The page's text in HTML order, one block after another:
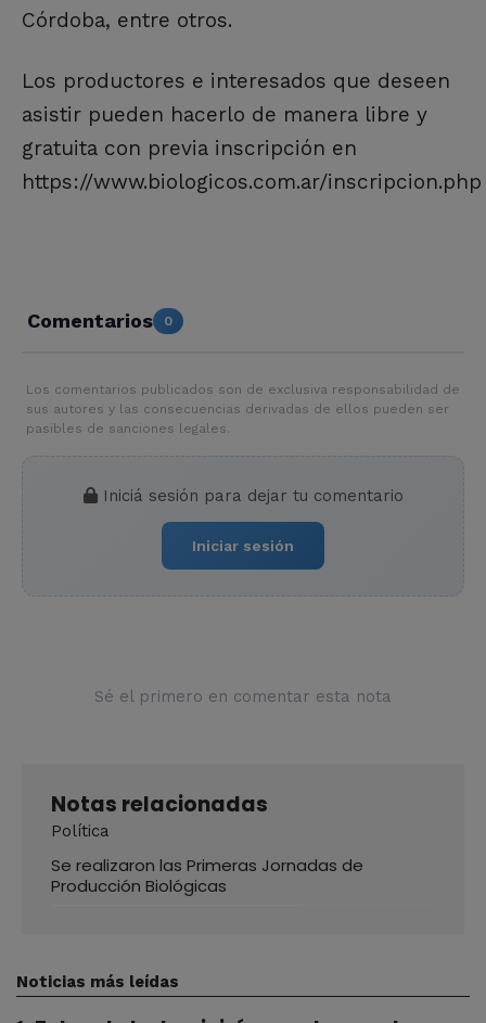
Córdoba, entre otros.
Los productores e interesados que deseen
asistir pueden hacerlo de manera libre y
gratuita con previa inscripción en
https://www.biologicos.com.ar/inscripcion.php
Comentarios 0
Los comentarios publicados son de exclusiva responsabilidad de
sus autores y las consecuencias derivadas de ellos pueden ser
pasibles de sanciones legales.
Iniciá sesión para dejar tu comentario
Iniciar sesión
Sé el primero en comentar esta nota
Notas relacionadas
Política
Se realizaron las Primeras Jornadas de
Producción Biológicas
Noticias más leídas